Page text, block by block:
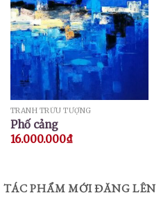
TRANH TRỪU TƯỢNG
Phố cảng
16.000.000₫
TÁC PHẨM MỚI ĐĂNG LÊN